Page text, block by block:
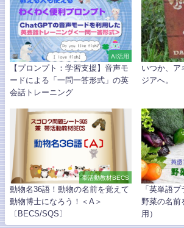
AI活用
【プロンプト：学習支援】音声モ
ードによる「一問一答形式」の英
会話トレーニング
いつか、ア
ジアへ。
帯活動教材BECS
動物名36語！動物の名前を覚えて
動物博士になろう！＜A＞
〔BECS/SQS〕
「英単語
野菜の名前
用）